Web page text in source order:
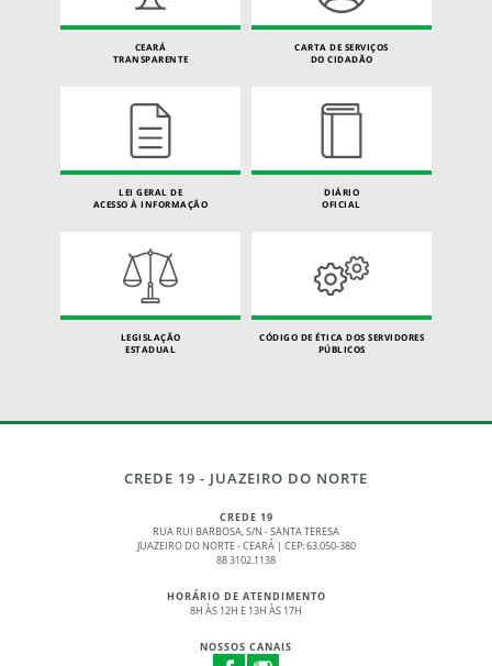
CEARÁ
TRANSPARENTE
CARTA DE SERVIÇOS
DO CIDADÃO
LEI GERAL DE
ACESSO À INFORMAÇÃO
DIÁRIO
OFICIAL
LEGISLAÇÃO
ESTADUAL
CÓDIGO DE ÉTICA DOS SERVIDORES
PÚBLICOS
CREDE 19 - JUAZEIRO DO NORTE
CREDE 19
RUA RUI BARBOSA, S/N - SANTA TERESA
JUAZEIRO DO NORTE - CEARÁ | CEP: 63.050-380
88 3102.1138
HORÁRIO DE ATENDIMENTO
8H ÀS 12H E 13H ÀS 17H
NOSSOS CANAIS